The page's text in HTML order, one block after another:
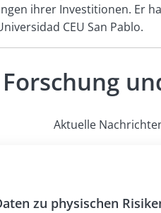
ihrer Investitionen. Er
CEU San Pablo.
Forschung
Aktuelle
zu physischen